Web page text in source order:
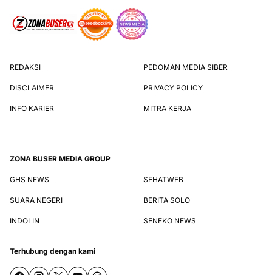
REDAKSI PEDOMAN MEDIA SIBER
DISCLAIMER PRIVACY POLICY
INFO KARIER MITRA KERJA
ZONA BUSER MEDIA GROUP
GHS NEWS SEHATWEB
SUARA NEGERI BERITA SOLO
INDOLIN SENEKO NEWS
Terhubung dengan kami